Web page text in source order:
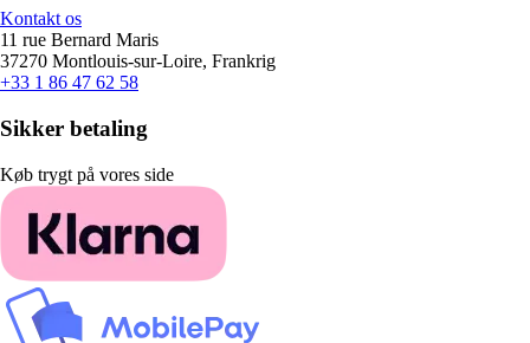
Kontakt os
11 rue Bernard Maris
37270 Montlouis-sur-Loire, Frankrig
+33 1 86 47 62 58
Sikker betaling
Køb trygt på vores side